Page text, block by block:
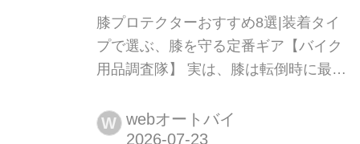
膝プロテクターおすすめ8選|装着タイ
プで選ぶ、膝を守る定番ギア【バイク
用品調査隊】 実は、膝は転倒時に最も
外から見えない薄型インナータイプ
や、衝撃時だけ固まるハイテク素材な
W webオートバイ